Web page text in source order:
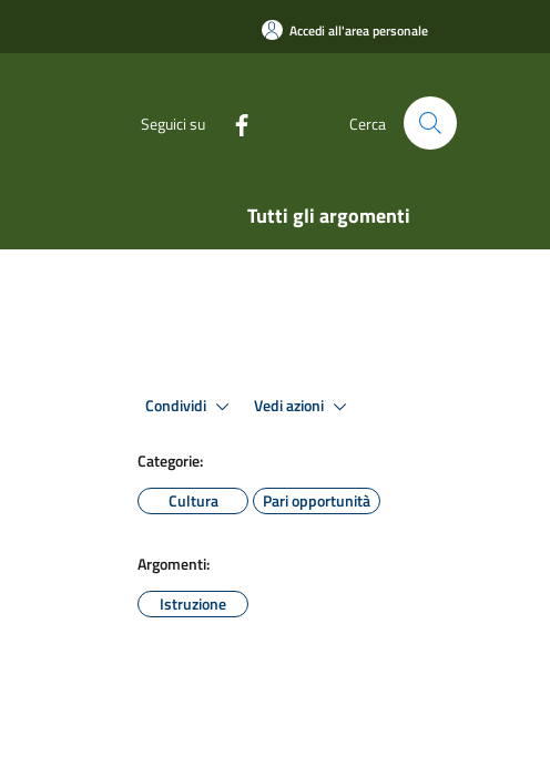
Accedi all'area personale
Seguici su Cerca
Tutti gli argomenti
Condividi Vedi azioni
Categorie:
Cultura
Pari opportunità
Argomenti:
Istruzione